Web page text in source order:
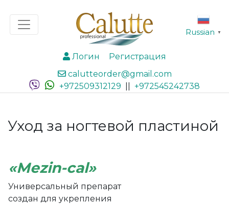
Логин
Регистрация
calutteorder@gmail.com
+972509312129
+972545242738
Russian ▼
Уход за ногтевой пластиной
«Mezin-cal»
Универсальный препарат
создан для укрепления